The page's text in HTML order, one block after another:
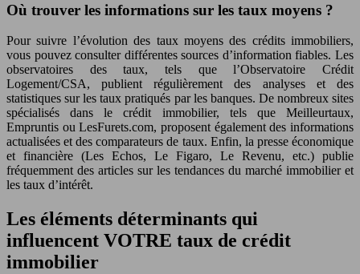
Où trouver les informations sur les taux moyens ?
Pour suivre l’évolution des taux moyens des crédits immobiliers,
vous pouvez consulter différentes sources d’information fiables. Les
observatoires des taux, tels que l’Observatoire Crédit
Logement/CSA, publient régulièrement des analyses et des
statistiques sur les taux pratiqués par les banques. De nombreux sites
spécialisés dans le crédit immobilier, tels que Meilleurtaux,
Empruntis ou LesFurets.com, proposent également des informations
actualisées et des comparateurs de taux. Enfin, la presse économique
et financière (Les Echos, Le Figaro, Le Revenu, etc.) publie
fréquemment des articles sur les tendances du marché immobilier et
les taux d’intérêt.
Les éléments déterminants qui
influencent VOTRE taux de crédit
immobilier